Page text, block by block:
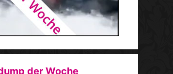
der Woche